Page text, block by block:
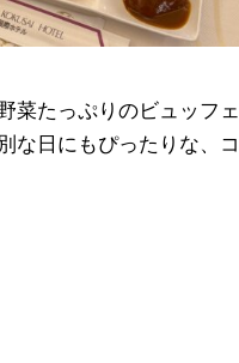
菜たっぷりのビュッフェ
な日にもぴったりな、コ